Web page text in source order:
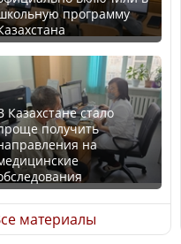
программу
Казахстане стало
получить
на
материалы